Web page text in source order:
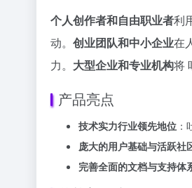
个人创作者和自由职业者利
动。 创业团队和中小企业在
力。 大型企业和专业机构将
产品亮点
技术实力行业领先地位
庞大的用户基础与活跃社
完善全面的文档与支持体